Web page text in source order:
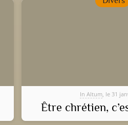
In Altum, le 31
Être chrétien,